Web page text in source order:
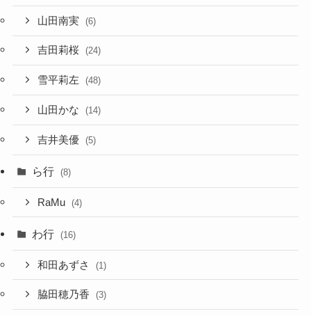
山田南実 (6)
吉田莉桜 (24)
雪平莉左 (48)
山田かな (14)
吉井美優 (5)
ら行 (8)
RaMu (4)
わ行 (16)
和田あずさ (1)
脇田穂乃香 (3)